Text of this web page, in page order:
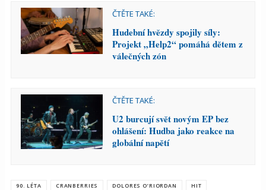
ČTĚTE TAKÉ:
Hudební hvězdy spojily síly:
Projekt „Help2“ pomáhá dětem z
válečných zón
ČTĚTE TAKÉ:
U2 burcují svět novým EP bez
ohlášení: Hudba jako reakce na
globální napětí
90. LÉTA CRANBERRIES DOLORES O’RIORDAN
HIT